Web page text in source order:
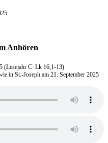
Anhören
(Lesejahr C: Lk 16,1-13)
in St.-Joseph am 21. September 2025